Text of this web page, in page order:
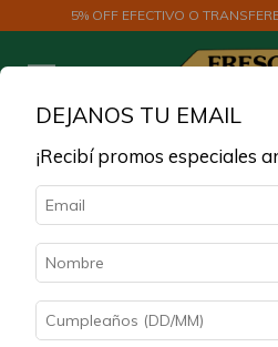
5% OFF EFECTIVO O
Inicio > LACTEOS Y
LACTEOS Y
DEJANOS TU EMAIL
¡Recibí promos especiales